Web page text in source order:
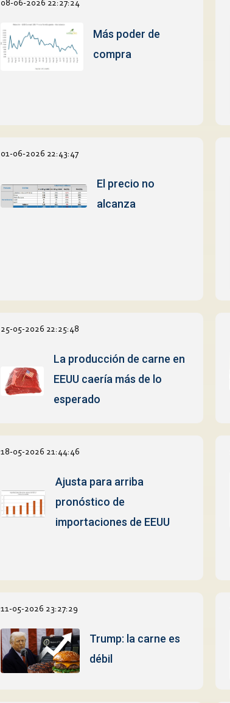
08-06-2026 22:27:24
Más poder de
compra
01-06-2026 22:43:47
El precio no
alcanza
25-05-2026 22:25:48
La producción de carne en
EEUU caería más de lo
esperado
18-05-2026 21:44:46
Ajusta para arriba
pronóstico de
importaciones de EEUU
11-05-2026 23:27:29
Trump: la carne es
débil